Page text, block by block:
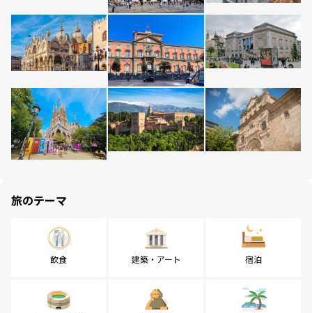
旅のテーマ
飲食 建築・アート 宿泊